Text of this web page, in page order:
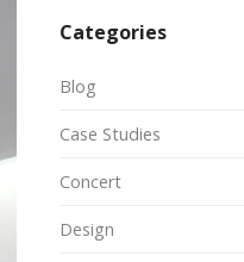
Categories
Blog
Case Studies
Concert
Design